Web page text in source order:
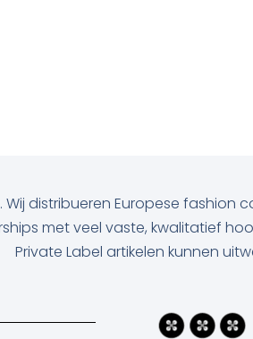
distribueren Europese
met veel vaste, kwalitatief
Private Label artikelen kunnen